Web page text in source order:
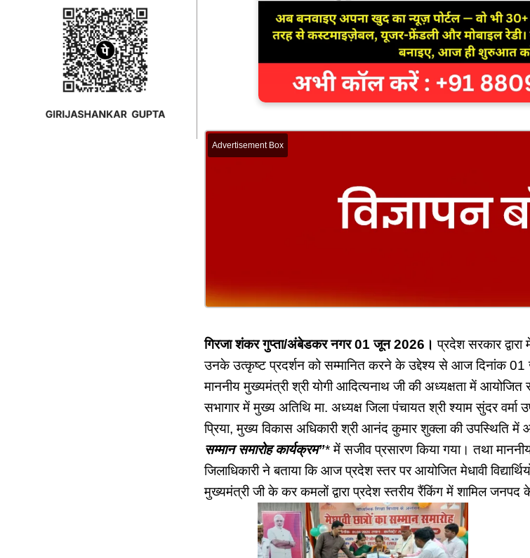
Advertisement Box
गिरजा शंकर गुप्ता/अंबेडकर नगर 01 जून 2026।प्रदेश सरकार द्वारा
उनके उत्कृष्ट प्रदर्शन को सम्मानित करने के उद्देश्य से आज दिनांक
माननीय मुख्यमंत्री श्री योगी आदित्यनाथ जी की अध्यक्षता में आयोजित
सभागार में मुख्य अतिथि मा. अध्यक्ष जिला पंचायत श्री श्याम सुंदर वर्मा
प्रिया, मुख्य विकास अधिकारी श्री आनंद कुमार शुक्ला की उपस्थिति
सम्मान समारोह कार्यक्रम”* में सजीव प्रसारण किया गया। तथा
जिलाधिकारी ने बताया कि आज प्रदेश स्तर पर आयोजित मेधावी
मुख्यमंत्री जी के कर कमलों द्वारा प्रदेश स्तरीय रैंकिंग में शामिल जनपद के